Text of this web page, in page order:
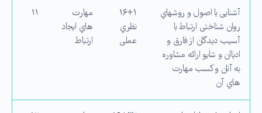
آشنایی با اصول و روشهاي
روان شناختی ارتباط با
آسیب دیدگان از فارق و
ادیاان و شایو ارائه مشاوره
به آنان و كسب مهارت
هاي آن
۱۶+۱
نظري
عملی
مهارت
هاي ایجاد
ارتباط